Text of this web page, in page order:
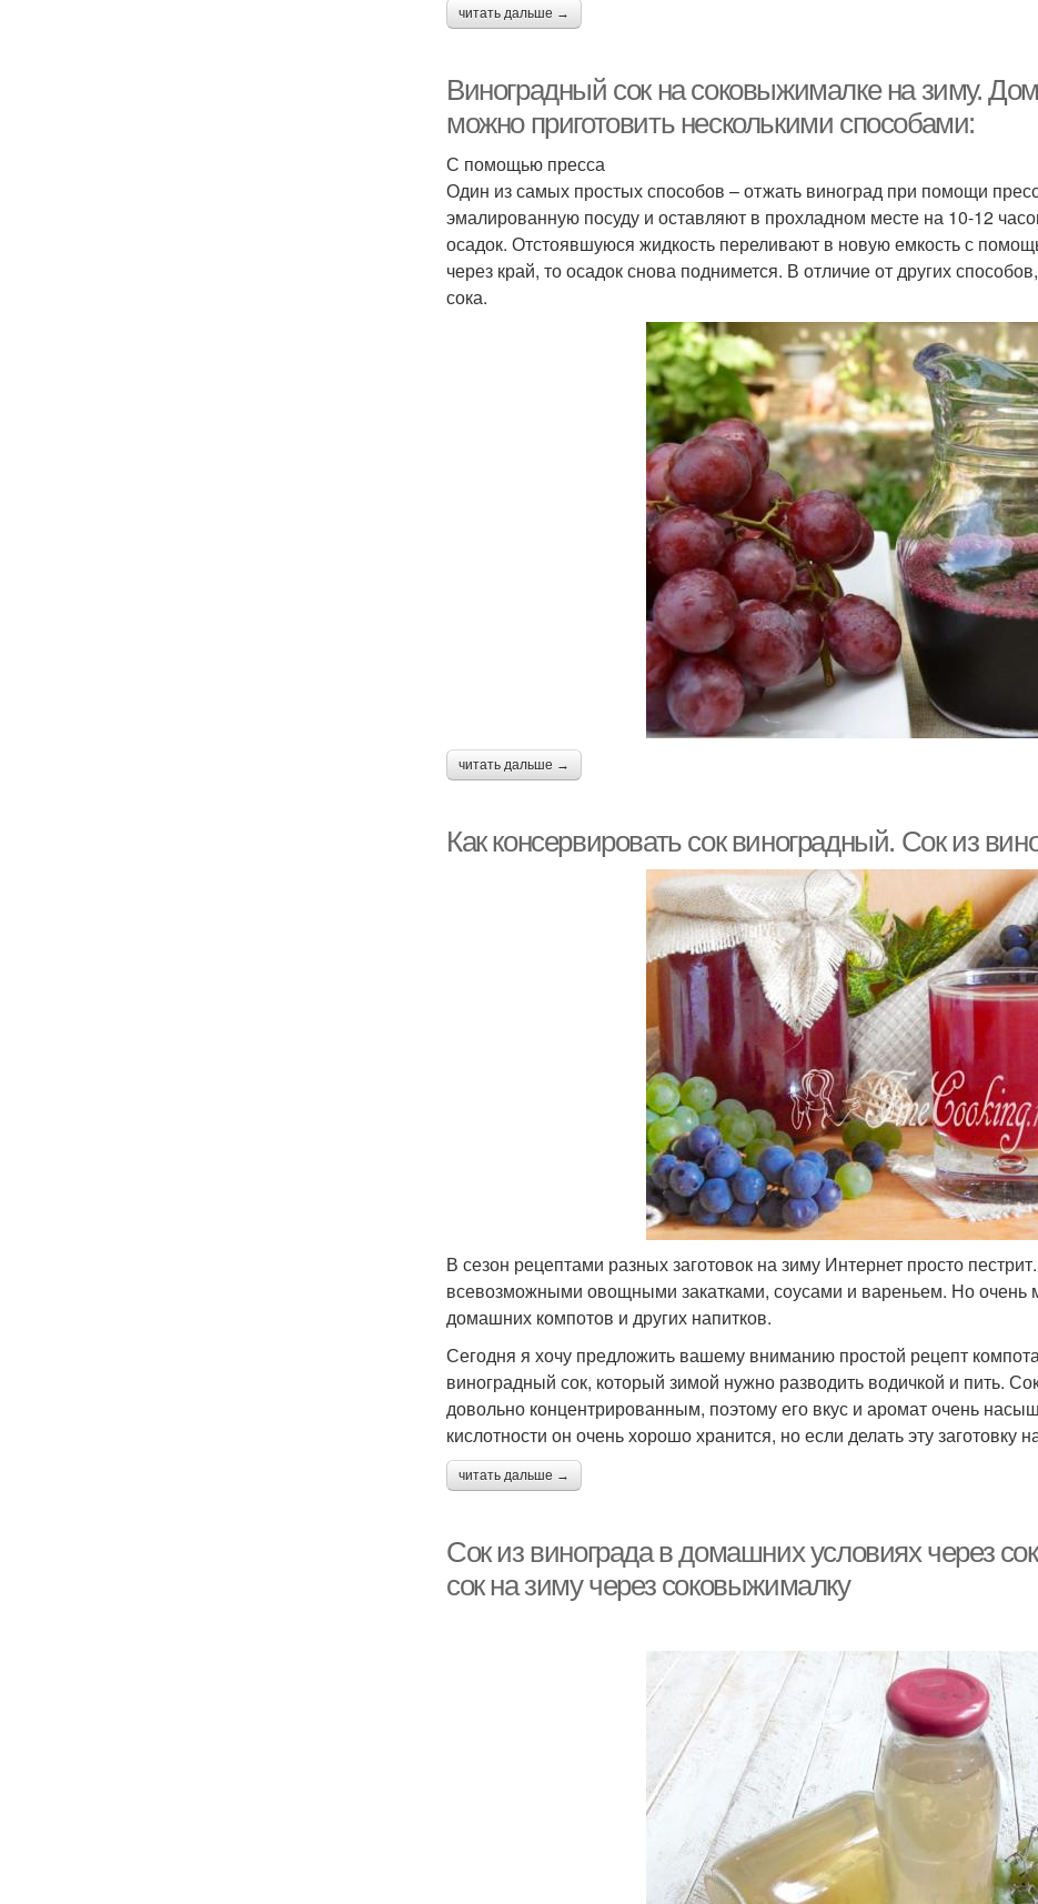
читать дальше →
Виноградный сок на соковыжималке на зиму.
можно приготовить несколькими способами:
С помощью пресса
Один из самых простых способов – отжать виноград при помощи
эмалированную посуду и оставляют в прохладном месте на 10-12
осадок. Отстоявшуюся жидкость переливают в новую емкость с
через край, то осадок снова поднимется. В отличие от других
сока.
читать дальше →
Как консервировать сок виноградный. Сок из
В сезон рецептами разных заготовок на зиму Интернет просто
всевозможными овощными закатками, соусами и вареньем. Но очень
домашних компотов и других напитков.
Сегодня я хочу предложить вашему вниманию простой рецепт
виноградный сок, который зимой нужно разводить водичкой и пить.
довольно концентрированным, поэтому его вкус и аромат очень
кислотности он очень хорошо хранится, но если делать эту заготовку
читать дальше →
Сок из винограда в домашних условиях через
сок на зиму через соковыжималку